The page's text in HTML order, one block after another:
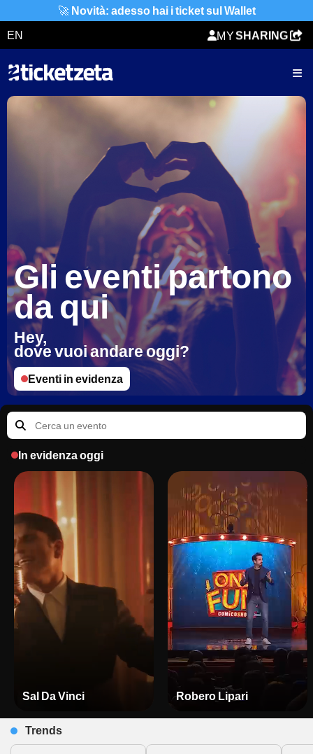
🚀 Novità: adesso hai i ticket sul Wallet
EN
MY
ORDER
SHARING
TICKET
Gli eventi partono
da qui
Hey,
dove vuoi andare oggi?
Eventi in evidenza
In evidenza oggi
Sal Da Vinci Robero Lipari
Trends